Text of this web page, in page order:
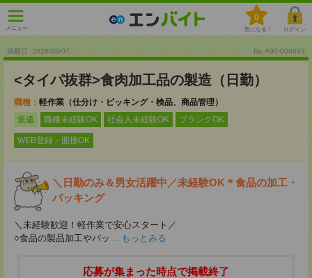
メニュー
0
気になる！ ログイン
掲載日 :2026/08/07 No.A90-008893
<タイパ抜群>食肉加工品の製造（日勤）
職種： 軽作業（仕分け・ピッキング・検品、商品管理）
派遣
職種未経験OK 社会人未経験OK ブランクOK
WEB登録・面接OK
＼日勤のみ＆男女活躍中／未経験OK＊食品の加工・
パッキング
＼未経験歓迎！軽作業で安心スタート／
○食品の製品加工やパッ ...もっとみる
応募が集まった時点で掲載終了